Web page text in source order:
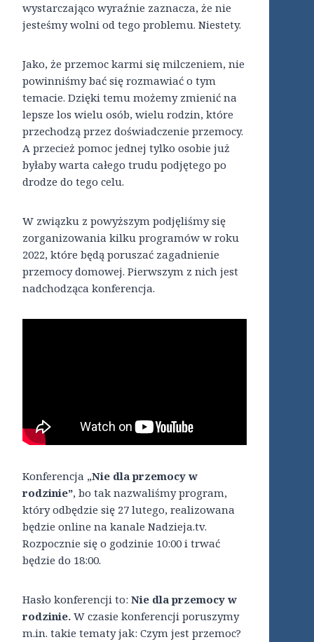
wystarczająco wyraźnie zaznacza, że nie
jesteśmy wolni od tego problemu. Niestety.
Jako, że przemoc karmi się milczeniem, nie
powinniśmy bać się rozmawiać o tym
temacie. Dzięki temu możemy zmienić na
lepsze los wielu osób, wielu rodzin, które
przechodzą przez doświadczenie przemocy.
A przecież pomoc jednej tylko osobie już
byłaby warta całego trudu podjętego po
drodze do tego celu.
W związku z powyższym podjęliśmy się
zorganizowania kilku programów w roku
2022, które będą poruszać zagadnienie
przemocy domowej. Pierwszym z nich jest
nadchodząca konferencja.
Konferencja „Nie dla przemocy w
rodzinie”, bo tak nazwaliśmy program,
który odbędzie się 27 lutego, realizowana
będzie online na kanale Nadzieja.tv.
Rozpocznie się o godzinie 10:00 i trwać
będzie do 18:00.
Hasło konferencji to: Nie dla przemocy w
rodzinie. W czasie konferencji poruszymy
m.in. takie tematy jak: Czym jest przemoc?